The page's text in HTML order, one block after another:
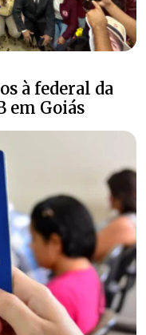
à federal da
em Goiás